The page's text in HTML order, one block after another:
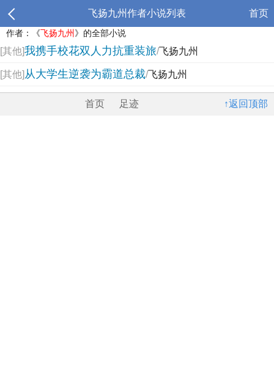
飞扬九州作者小说列表 首页
作者：《飞扬九州 》的全部小说
[其他]我携手校花双人力抗重装旅/飞扬九州
[其他]从大学生逆袭为霸道总裁/飞扬九州
↑返回顶部
首页 足迹